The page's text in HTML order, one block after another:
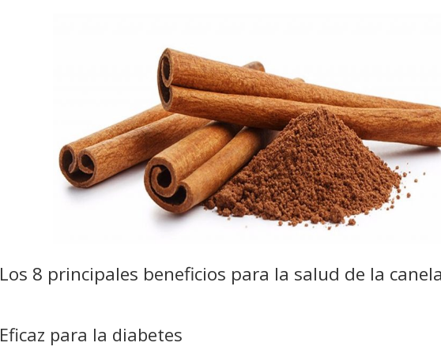
Los 8 principales beneficios para la salud de la
Eficaz para la diabetes